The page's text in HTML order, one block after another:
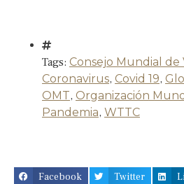
Tags: Consejo Mundial de
Coronavirus, Covid 19,
OMT, Organización
Pandemia, WTTC
Facebook Twitter